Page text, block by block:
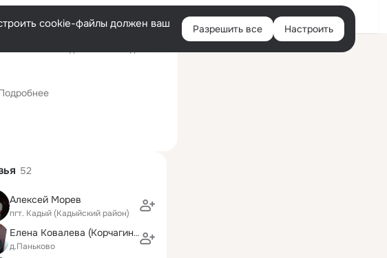
Войти
cookie-файлы должен ваш
Разрешить все Настроить
52
Алексей Морев
пгт. Кадый (Кадыйский район)
Елена Ковалева (Корчагина)
д.Паньково